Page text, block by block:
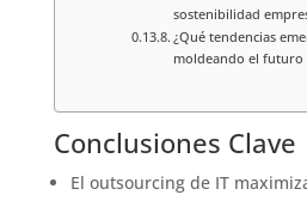
sostenibilidad
¿Qué tendencias
moldeando el futuro
Conclusiones Clave
El outsourcing de IT